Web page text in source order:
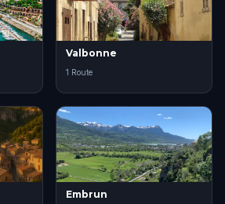
Valbonne
1 Route
Embrun